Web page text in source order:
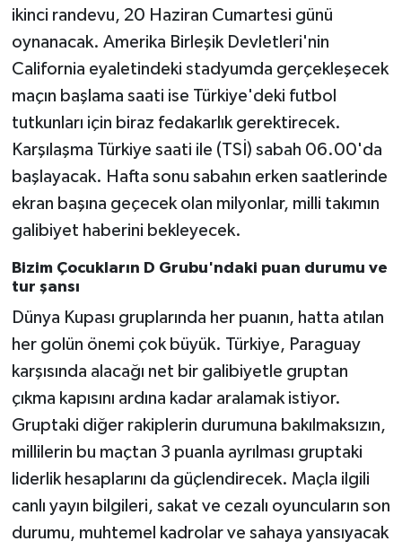
ikinci randevu, 20 Haziran Cumartesi günü
oynanacak. Amerika Birleşik Devletleri'nin
California eyaletindeki stadyumda gerçekleşecek
maçın başlama saati ise Türkiye'deki futbol
tutkunları için biraz fedakarlık gerektirecek.
Karşılaşma Türkiye saati ile (TSİ) sabah 06.00'da
başlayacak. Hafta sonu sabahın erken saatlerinde
ekran başına geçecek olan milyonlar, milli takımın
galibiyet haberini bekleyecek.
Bizim Çocukların D Grubu'ndaki puan durumu ve
tur şansı
Dünya Kupası gruplarında her puanın, hatta atılan
her golün önemi çok büyük. Türkiye, Paraguay
karşısında alacağı net bir galibiyetle gruptan
çıkma kapısını ardına kadar aralamak istiyor.
Gruptaki diğer rakiplerin durumuna bakılmaksızın,
millilerin bu maçtan 3 puanla ayrılması gruptaki
liderlik hesaplarını da güçlendirecek. Maçla ilgili
canlı yayın bilgileri, sakat ve cezalı oyuncuların son
durumu, muhtemel kadrolar ve sahaya yansıyacak